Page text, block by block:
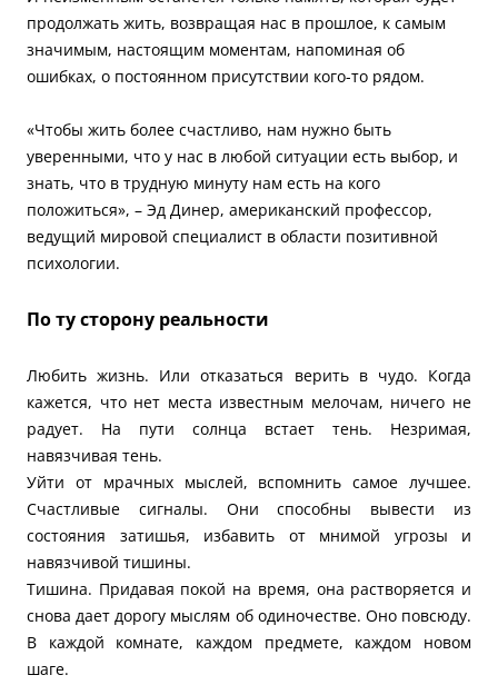
продолжать жить, возвращая нас в прошлое, к самым
значимым, настоящим моментам, напоминая об
ошибках, о постоянном присутствии кого-то рядом.
«Чтобы жить более счастливо, нам нужно быть
уверенными, что у нас в любой ситуации есть выбор, и
знать, что в трудную минуту нам есть на кого
положиться», – Эд Динер, американский профессор,
ведущий мировой специалист в области позитивной
психологии.
По ту сторону реальности
Любить жизнь. Или отказаться верить в чудо. Когда
кажется, что нет места известным мелочам, ничего не
радует. На пути солнца встает тень. Незримая,
навязчивая тень.
Уйти от мрачных мыслей, вспомнить самое лучшее.
Счастливые сигналы. Они способны вывести из
состояния затишья, избавить от мнимой угрозы и
навязчивой тишины.
Тишина. Придавая покой на время, она растворяется и
снова дает дорогу мыслям об одиночестве. Оно повсюду.
В каждой комнате, каждом предмете, каждом новом
шаге.